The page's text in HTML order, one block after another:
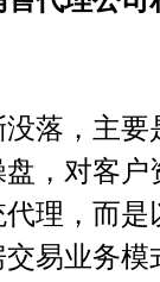
，主要
，对客
理，而
易业务